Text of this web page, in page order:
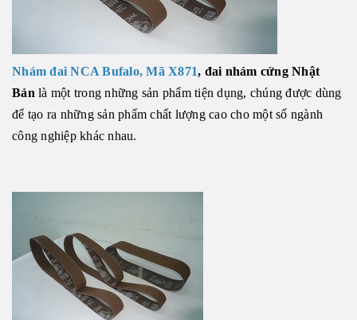
Nhám đai NCA Bufalo, Mã X871, đai nhám cứng Nhật
Bản là một trong những sản phẩm tiện dụng, chúng được dùng
để tạo ra những sản phẩm chất lượng cao cho một số ngành
công nghiệp khác nhau.